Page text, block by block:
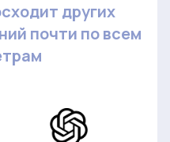
других
почти по всем